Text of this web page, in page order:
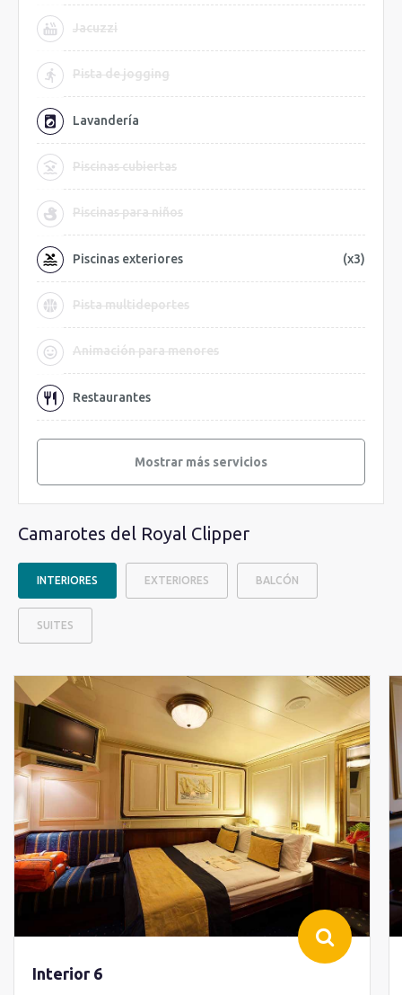
Jacuzzi
Pista de jogging
Lavandería
Piscinas cubiertas
Piscinas para niños
Piscinas exteriores (x3)
Pista multideportes
Animación para menores
Restaurantes
Mostrar más servicios
Camarotes del Royal Clipper
INTERIORES EXTERIORES BALCÓN
SUITES
Interior 6